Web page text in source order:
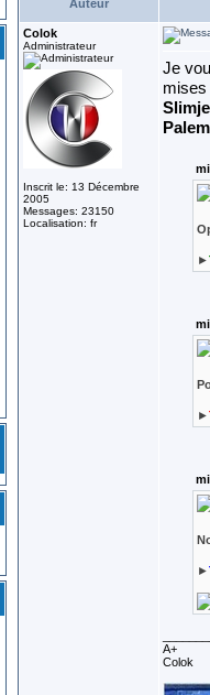
Auteur
Colok
Administrateur
Inscrit le: 13 Décembre
2005
Messages: 23150
Localisation: fr
Je
mises
►
►
►
A+
Colok